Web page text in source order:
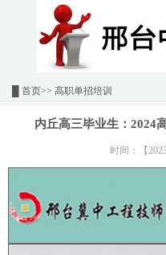
首页>> 高职单招培训
内丘高三毕业生：2024
时间：【